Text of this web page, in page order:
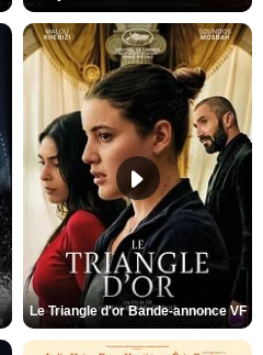
Le Triangle d'or Bande-annonce VF